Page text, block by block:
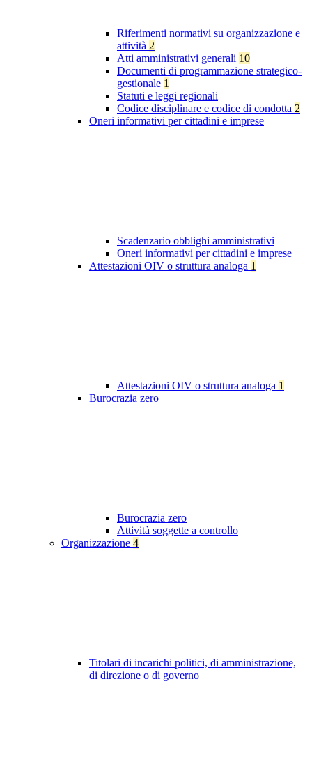
Riferimenti normativi su organizzazione e
attività 2
Atti amministrativi generali 10
Documenti di programmazione strategico-
gestionale 1
Statuti e leggi regionali
Codice disciplinare e codice di condotta 2
Oneri informativi per cittadini e imprese
Scadenzario obblighi amministrativi
Oneri informativi per cittadini e imprese
Attestazioni OIV o struttura analoga 1
Attestazioni OIV o struttura analoga 1
Burocrazia zero
Burocrazia zero
Attività soggette a controllo
Organizzazione 4
Titolari di incarichi politici, di amministrazione,
di direzione o di governo